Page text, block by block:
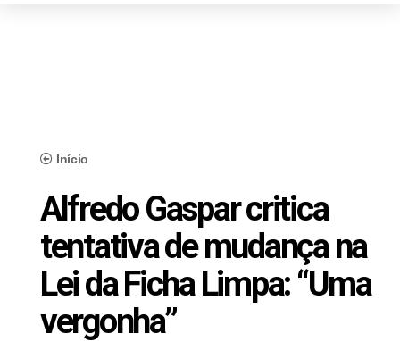
Início
Alfredo Gaspar critica
tentativa de mudança na
Lei da Ficha Limpa: “Uma
vergonha”